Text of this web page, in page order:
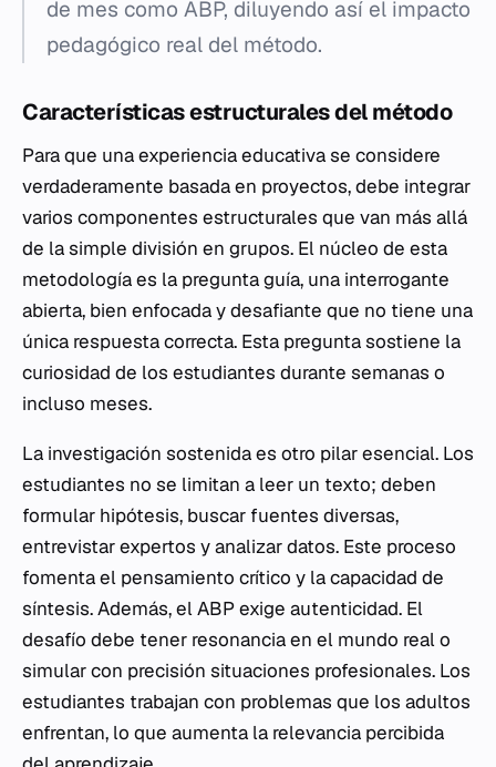
de mes como ABP, diluyendo así el impacto
pedagógico real del método.
Características estructurales del método
Para que una experiencia educativa se considere
verdaderamente basada en proyectos, debe integrar
varios componentes estructurales que van más allá
de la simple división en grupos. El núcleo de esta
metodología es la pregunta guía, una interrogante
abierta, bien enfocada y desafiante que no tiene una
única respuesta correcta. Esta pregunta sostiene la
curiosidad de los estudiantes durante semanas o
incluso meses.
La investigación sostenida es otro pilar esencial. Los
estudiantes no se limitan a leer un texto; deben
formular hipótesis, buscar fuentes diversas,
entrevistar expertos y analizar datos. Este proceso
fomenta el pensamiento crítico y la capacidad de
síntesis. Además, el ABP exige autenticidad. El
desafío debe tener resonancia en el mundo real o
simular con precisión situaciones profesionales. Los
estudiantes trabajan con problemas que los adultos
enfrentan, lo que aumenta la relevancia percibida